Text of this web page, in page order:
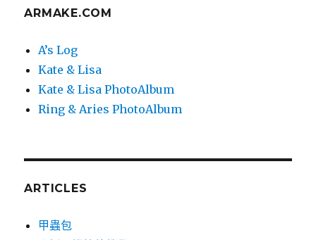
ARMAKE.COM
A’s Log
Kate & Lisa
Kate & Lisa PhotoAlbum
Ring & Aries PhotoAlbum
ARTICLES
甲蟲包